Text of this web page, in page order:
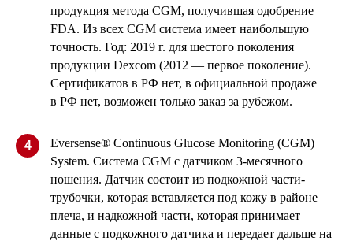
продукция метода CGM, получившая одобрение
FDA. Из всех CGM система имеет наибольшую
точность. Год: 2019 г. для шестого поколения
продукции Dexcom (2012 — первое поколение).
Сертификатов в РФ нет, в официальной продаже
в РФ нет, возможен только заказ за рубежом.
4
Eversense® Continuous Glucose Monitoring (CGM)
System. Система CGM с датчиком 3-месячного
ношения. Датчик состоит из подкожной части-
трубочки, которая вставляется под кожу в районе
плеча, и надкожной части, которая принимает
данные с подкожного датчика и передает дальше на